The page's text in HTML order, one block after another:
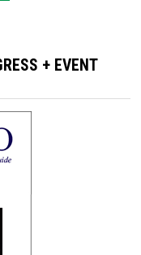
+ EVENT